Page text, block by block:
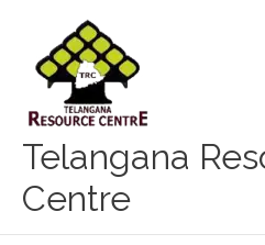
content
Telangana
Centre